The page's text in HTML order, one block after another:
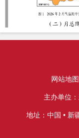
网站地图
主办单位
地址：中国 • 新